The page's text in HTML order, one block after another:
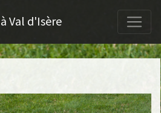
Val d'Isère